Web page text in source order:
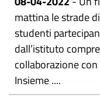
mattina le strade
studenti
dall’istituto
collaborazione
Insieme ....